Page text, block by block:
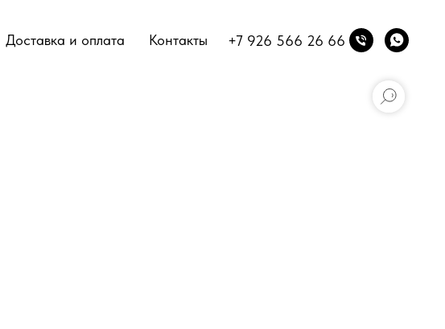
Доставка и оплата Контакты +7 926 566 26 66